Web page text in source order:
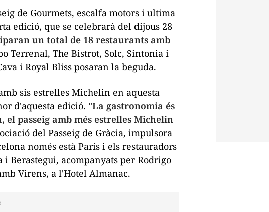
de Gourmets, escalfa motors i ultima
edició, que se celebrarà del dijous 28
un total de 18 restaurants amb
Terrenal, The Bistrot, Solc, Sintonia i
i Royal Bliss posaran la beguda.
sis estrelles Michelin en aquesta
d'aquesta edició. "La gastronomia és
passeig amb més estrelles Michelin
del Passeig de Gràcia, impulsora
només està París i els restauradors
Berastegui, acompanyats per Rodrigo
Virens, a l'Hotel Almanac.